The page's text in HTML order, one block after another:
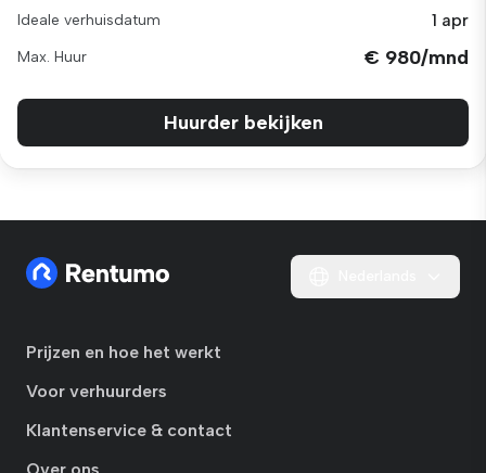
Ideale verhuisdatum 1 apr
Max. Huur € 980/mnd
Huurder bekijken
Prijzen en hoe het werkt
Voor verhuurders
Klantenservice & contact